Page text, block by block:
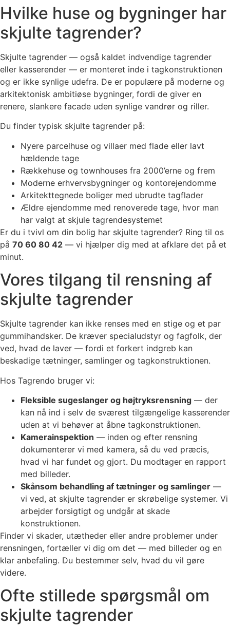
Hvilke huse og bygninger har
skjulte tagrender?
Skjulte tagrender — også kaldet indvendige tagrender
eller kasserender — er monteret inde i tagkonstruktionen
og er ikke synlige udefra. De er populære på moderne og
arkitektonisk ambitiøse bygninger, fordi de giver en
renere, slankere facade uden synlige vandrør og riller.
Du finder typisk skjulte tagrender på:
Nyere parcelhuse og villaer med flade eller lavt
hældende tage
Rækkehuse og townhouses fra 2000’erne og frem
Moderne erhvervsbygninger og kontorejendomme
Arkitekttegnede boliger med ubrudte tagflader
Ældre ejendomme med renoverede tage, hvor man
har valgt at skjule tagrendesystemet
Er du i tvivl om din bolig har skjulte tagrender? Ring til os
på 70 60 80 42 — vi hjælper dig med at afklare det på et
minut.
Vores tilgang til rensning af
skjulte tagrender
Skjulte tagrender kan ikke renses med en stige og et par
gummihandsker. De kræver specialudstyr og fagfolk, der
ved, hvad de laver — fordi et forkert indgreb kan
beskadige tætninger, samlinger og tagkonstruktionen.
Hos Tagrendo bruger vi:
Fleksible sugeslanger og højtryksrensning — der
kan nå ind i selv de sværest tilgængelige kasserender
uden at vi behøver at åbne tagkonstruktionen.
Kamerainspektion — inden og efter rensning
dokumenterer vi med kamera, så du ved præcis,
hvad vi har fundet og gjort. Du modtager en rapport
med billeder.
Skånsom behandling af tætninger og samlinger —
vi ved, at skjulte tagrender er skrøbelige systemer. Vi
arbejder forsigtigt og undgår at skade
konstruktionen.
Finder vi skader, utætheder eller andre problemer under
rensningen, fortæller vi dig om det — med billeder og en
klar anbefaling. Du bestemmer selv, hvad du vil gøre
videre.
Ofte stillede spørgsmål om
skjulte tagrender